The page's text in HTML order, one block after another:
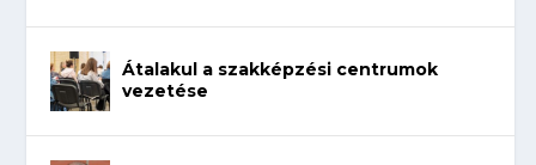
Átalakul a szakképzési centrumok
vezetése